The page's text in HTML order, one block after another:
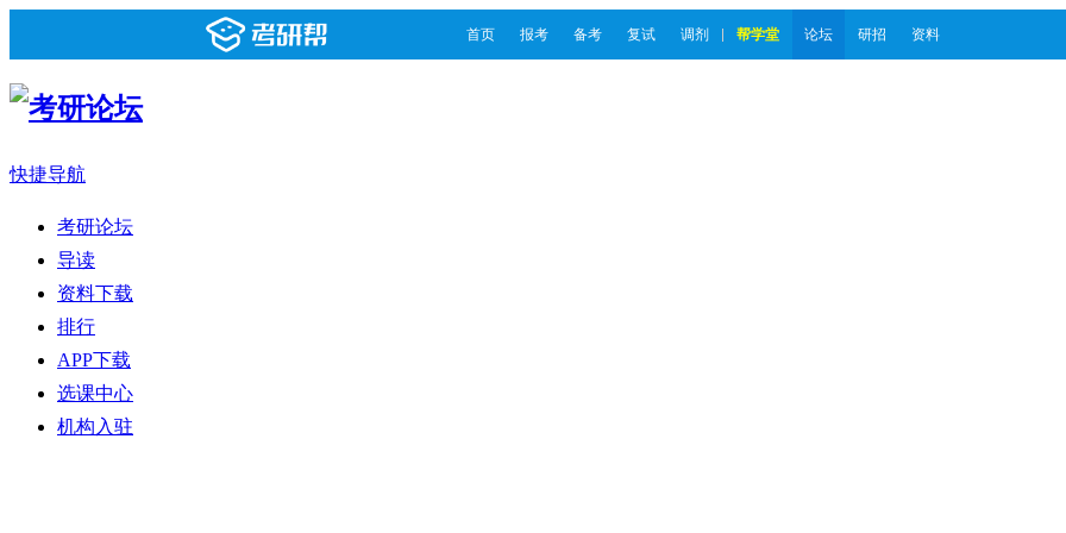
首页 报考 备考 复试 调剂 帮学堂 论坛 研招 资料
快捷导航
考研论坛
导读
资料下载
排行
APP下载
选课中心
机构入驻